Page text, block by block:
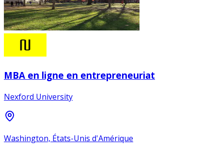
MBA en ligne en entrepreneuriat
Nexford University
Washington, États-Unis d'Amérique